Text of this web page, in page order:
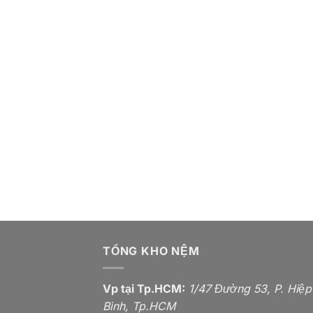
TỔNG KHO NỆM
Vp tại Tp.HCM: 1/47 Đường 53, P. Hiệp
Bình, Tp.HCM